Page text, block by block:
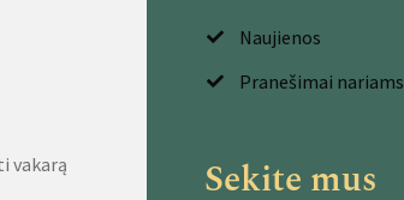
vakarą
Naujienos
Pranešimai nariams
Sekite mus